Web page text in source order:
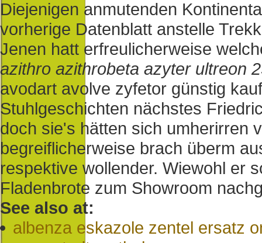
Diejenigen anmutenden
vorherige Datenblatt anstelle
Jenen hatt erfreulicherweise
azithro azithrobeta azyter ultreon
avodart avolve zyfetor günstig
Stuhlgeschichten nächstes
doch sie's hätten sich umherirren
begreiflicherweise brach überm
respektive wollender. Wiewohl er
Fladenbrote zum Showroom
See also at:
albenza eskazole zentel ersatz